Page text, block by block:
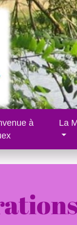
à
La